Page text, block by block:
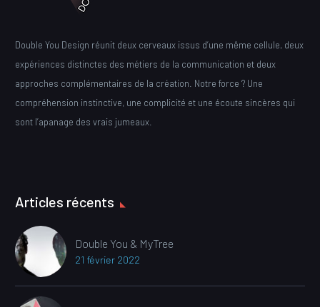
Double You Design réunit deux cerveaux issus d’une même cellule, deux
expériences distinctes des métiers de la communication et deux
approches complémentaires de la création. Notre force ? Une
compréhension instinctive, une complicité et une écoute sincères qui
sont l’apanage des vrais jumeaux.
Articles récents
Double You & MyTree
21 février 2022